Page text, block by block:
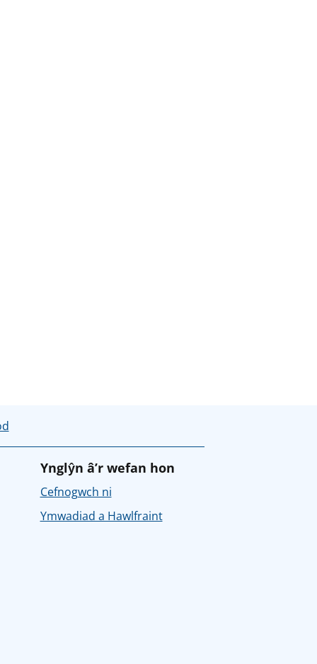
Ynglŷn â’r wefan hon
Cefnogwch ni
Ymwadiad a Hawlfraint